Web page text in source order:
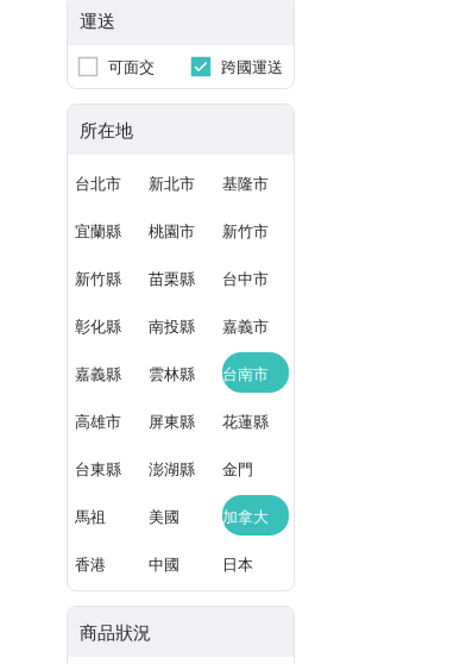
運送
可面交 跨國運送
所在地
台北市 新北市 基隆市
宜蘭縣 桃園市 新竹市
新竹縣 苗栗縣 台中市
彰化縣 南投縣 嘉義市
嘉義縣 雲林縣 台南市
高雄市 屏東縣 花蓮縣
台東縣 澎湖縣 金門
馬祖 美國 加拿大
香港 中國 日本
商品狀況